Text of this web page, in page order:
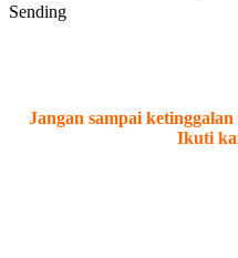
Sending
Jangan sampai
Ikuti